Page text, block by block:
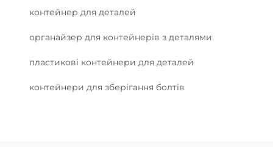
контейнер для деталей
органайзер для контейнерів з деталями
пластикові контейнери для деталей
контейнери для зберігання болтів